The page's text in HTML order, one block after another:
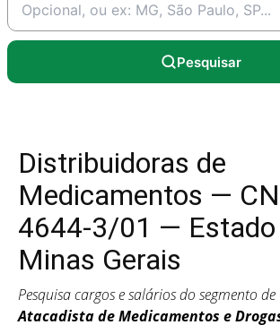
Pesquisar
Distribuidoras de
Medicamentos —
4644-3/01 — Estado
Minas Gerais
Pesquisa cargos e salários do segmento de
Atacadista de Medicamentos e